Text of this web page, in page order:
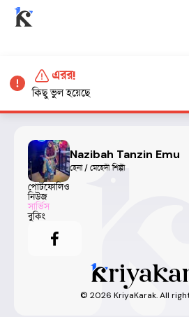
Nazibah Tanzin Emu
হেনা / মেহেদী শিল্পী
পোর্টফোলিও
নিউজ
সার্ভিস
বুকিং
© 2026 KriyaKarak. All
এরর!
কিছু ভুল হয়েছে